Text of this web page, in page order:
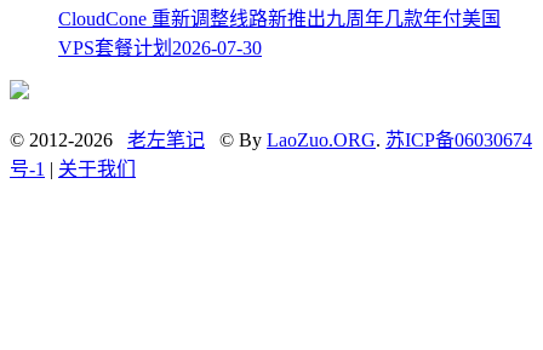
CloudCone 重新调整线路新推出九周年几款年付美国
VPS套餐计划 2026-07-30
© 2012-2026 老左笔记 © By LaoZuo.ORG. 苏ICP备06030674
号-1 | 关于我们